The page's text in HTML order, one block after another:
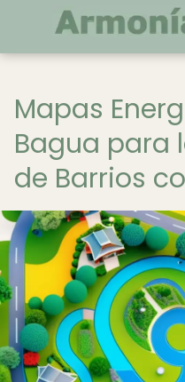
Mapas
Bagua para
de Barrios